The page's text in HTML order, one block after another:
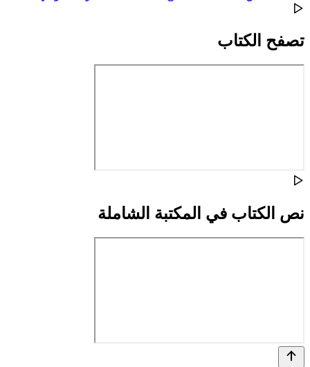
تصفح الكتاب
نص الكتاب في المكتبة الشاملة